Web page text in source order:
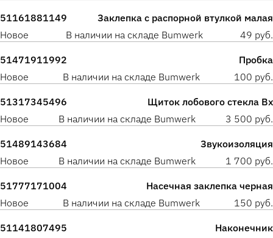
51161881149
Заклепка с распорной втулкой малая
Новое
В наличии на складе Bumwerk 49 руб.
51471911992
Пробка
Новое
В наличии на складе Bumwerk 100 руб.
51317345496
Щиток лобового стекла Вх
Новое
В наличии на складе Bumwerk 3 500 руб.
51489143684
Звукоизоляция
Новое
В наличии на складе Bumwerk 1 700 руб.
51777171004
Насечная заклепка черная
Новое
В наличии на складе Bumwerk 150 руб.
51141807495
Наконечник